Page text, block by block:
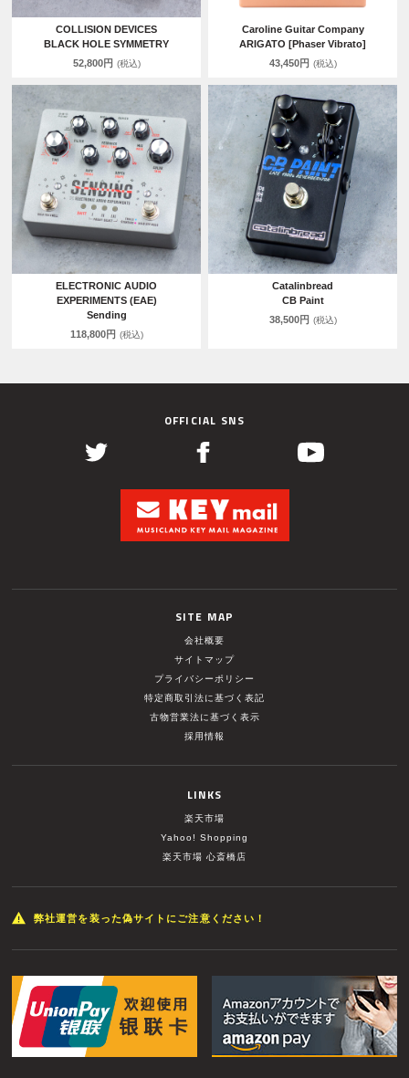
COLLISION DEVICES
BLACK HOLE SYMMETRY
52,800円 (税込)
Caroline Guitar Company
ARIGATO [Phaser Vibrato]
43,450円 (税込)
ELECTRONIC AUDIO
EXPERIMENTS (EAE)
Sending
118,800円 (税込)
Catalinbread
CB Paint
38,500円 (税込)
OFFICIAL SNS
SITE MAP
会社概要
サイトマップ
プライバシーポリシー
特定商取引法に基づく表記
古物営業法に基づく表示
採用情報
LINKS
楽天市場
Yahoo! Shopping
楽天市場 心斎橋店
弊社運営を装った偽サイトにご注意ください！